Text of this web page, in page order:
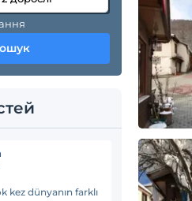
kez dünyanın farklı